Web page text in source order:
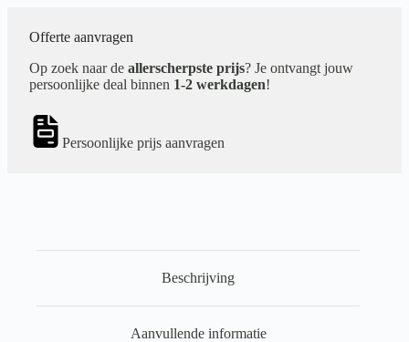
Offerte aanvragen
Op zoek naar de allerscherpste prijs? Je ontvangt jouw
persoonlijke deal binnen 1-2 werkdagen!
Persoonlijke prijs aanvragen
Beschrijving
Aanvullende informatie